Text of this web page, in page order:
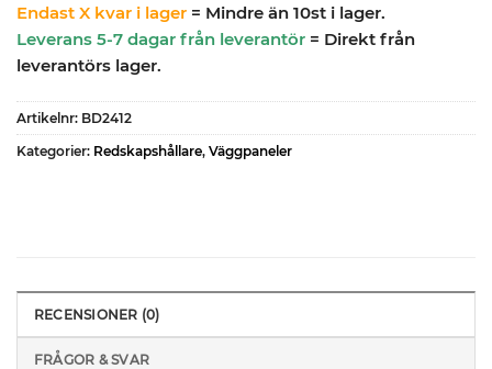
Endast X kvar i lager = Mindre än 10st i lager.
Leverans 5-7 dagar från leverantör = Direkt från
leverantörs lager.
Artikelnr: BD2412
Kategorier: Redskapshållare, Väggpaneler
RECENSIONER (0)
FRÅGOR & SVAR